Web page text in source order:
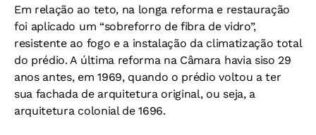
Em relação ao teto, na longa reforma e restauração
foi aplicado um “sobreforro de fibra de vidro”,
resistente ao fogo e a instalação da climatização total
do prédio. A última reforma na Câmara havia siso 29
anos antes, em 1969, quando o prédio voltou a ter
sua fachada de arquitetura original, ou seja, a
arquitetura colonial de 1696.